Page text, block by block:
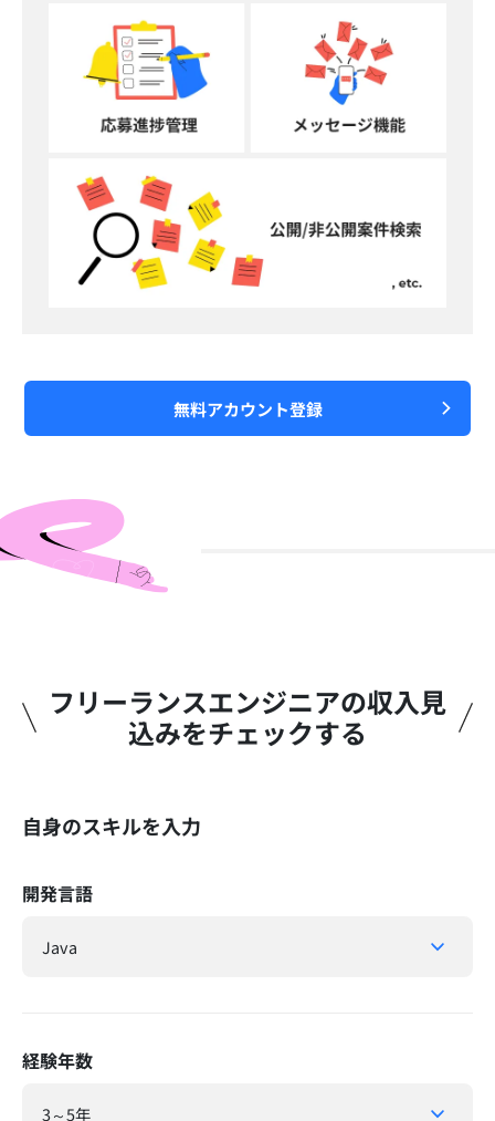
無料アカウント登録
フリーランスエンジニアの収入見
込みをチェックする​
自身のスキルを入力
開発言語
経験年数